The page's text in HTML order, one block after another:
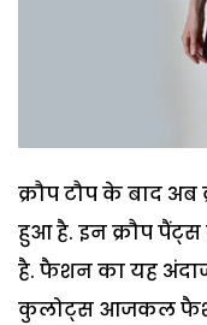
क्रौप टौप के बाद
हुआ है. इन क्रौप
है. फैशन का यह
कुलोट्स आजकल फैशन